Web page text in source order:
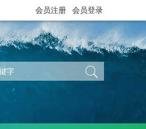
会员注册 会员登录